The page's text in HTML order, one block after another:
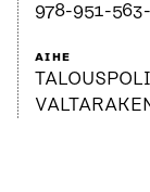
978-951-
AIHE